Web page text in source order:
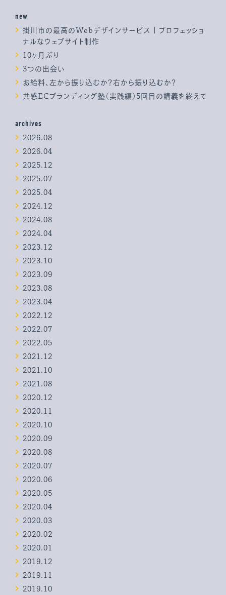
new
掛川市の最高のWebデザインサービス | プロフェッショ
ナルなウェブサイト制作
10ヶ月ぶり
3つの出会い
お給料、左から振り込むか？右から振り込むか？
共感ECブランディング塾（実践編）5回目の講義を終えて
archives
2026.08
2026.04
2025.12
2025.07
2025.04
2024.12
2024.08
2024.04
2023.12
2023.10
2023.09
2023.08
2023.04
2022.12
2022.07
2022.05
2021.12
2021.10
2021.08
2020.12
2020.11
2020.10
2020.09
2020.08
2020.07
2020.06
2020.05
2020.04
2020.03
2020.02
2020.01
2019.12
2019.11
2019.10